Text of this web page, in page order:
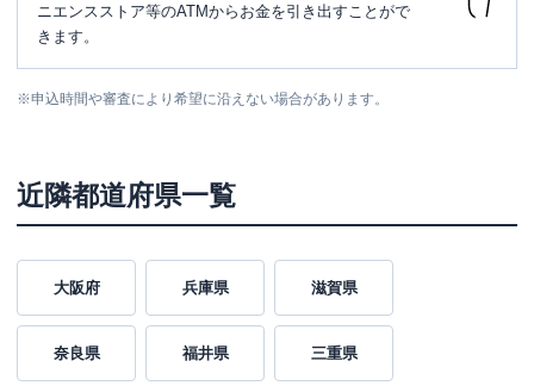
ニエンスストア等のATMからお金を引き出すことがで
きます。
※申込時間や審査により希望に沿えない場合があります。
近隣都道府県一覧
大阪府 兵庫県 滋賀県
奈良県 福井県 三重県